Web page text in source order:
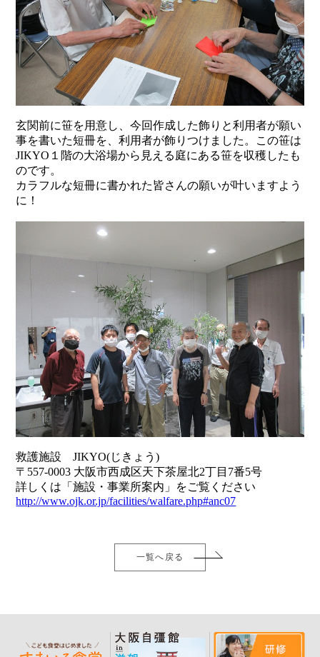
玄関前に笹を用意し、今回作成した飾りと利用者が願い
事を書いた短冊を、利用者が飾りつけました。この笹は
JIKYO１階の大浴場から見える庭にある笹を収穫したも
のです。
カラフルな短冊に書かれた皆さんの願いが叶いますよう
に！
救護施設 JIKYO(じきょう)
〒557-0003 大阪市西成区天下茶屋北2丁目7番5号
詳しくは「施設・事業所案内」をご覧ください
http://www.ojk.or.jp/facilities/walfare.php#anc07
一覧へ戻る